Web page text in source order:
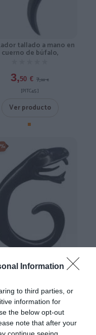
Information
to third parties, or
information for
the below opt-out
note that after your
tallado a mano en
cuerno de búfalo,
3,50 € 7,00 €
[PITC45 ]
Ver producto
tallado a mano en
★★★★★
★★★★★
4,50 € 9,00 €
[PITC33 ]
Ver producto